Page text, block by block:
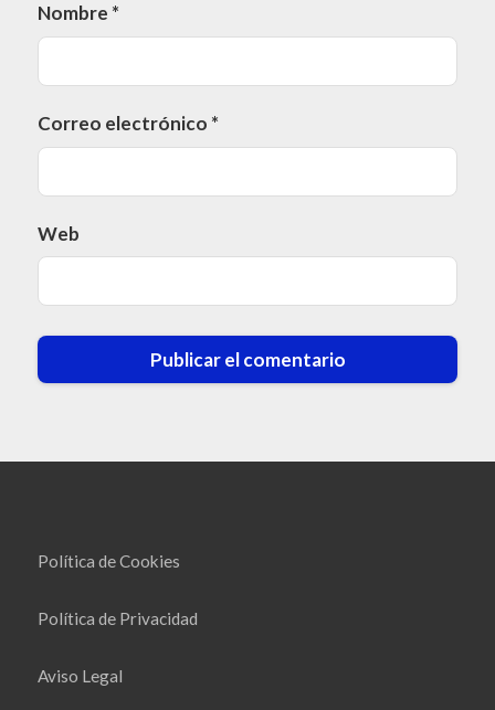
Nombre *
Correo electrónico *
Web
Política de Cookies
Política de Privacidad
Aviso Legal